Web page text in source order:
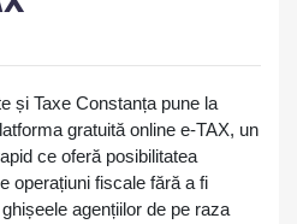
și Taxe Constanța pune la
gratuită online e-TAX, un
ce oferă posibilitatea
operațiuni fiscale fără a fi
agențiilor de pe raza